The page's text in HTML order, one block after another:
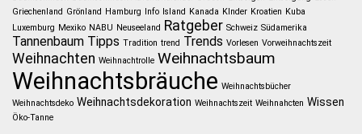
Griechenland Grönland Hamburg Info Island Kanada KInder Kroatien Kuba
Luxemburg Mexiko NABU Neuseeland Ratgeber Schweiz Südamerika
Tannenbaum Tipps Tradition trend Trends Vorlesen Vorweihnachtszeit
Weihnachten Weihnachtrolle Weihnachtsbaum
Weihnachtsbräuche Weihnachtsbücher
Weihnachtsdeko Weihnachtsdekoration Weihnachtszeit Weihnahcten Wissen
Öko-Tanne